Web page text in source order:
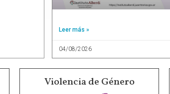
Leer más »
04/08/2026
Violencia de Género